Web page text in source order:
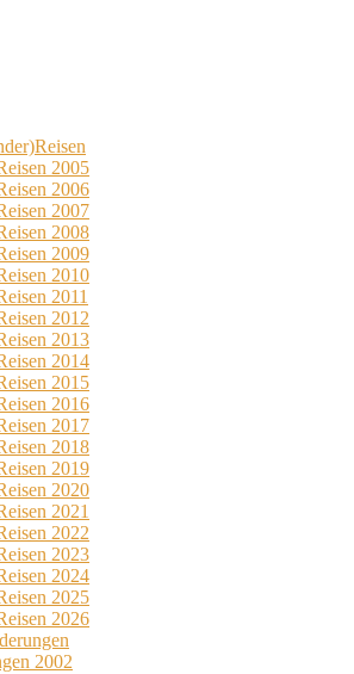
2005
2006
2007
2008
2009
2010
2011
2012
2013
2014
2015
2016
2017
2018
2019
2020
2021
2022
2023
2024
2025
2026
2002